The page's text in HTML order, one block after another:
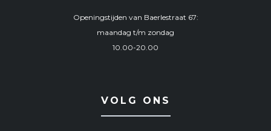
Openingstijden van Baerlestraat 67:
maandag t/m zondag
10.00-20.00
VOLG ONS